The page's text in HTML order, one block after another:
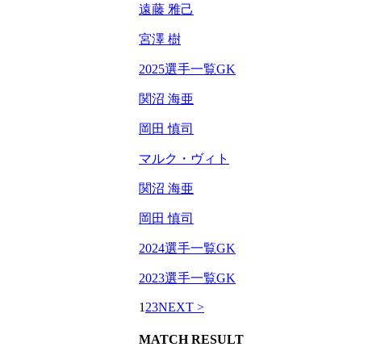
遠藤 雅己
宮澤 樹
2025選手一覧GK
関沼 海亜
岡田 慎司
マルク・ヴィト
関沼 海亜
岡田 慎司
2024選手一覧GK
2023選手一覧GK
123NEXT >
MATCH RESULT